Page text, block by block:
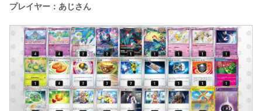
プレイヤー：あじさん